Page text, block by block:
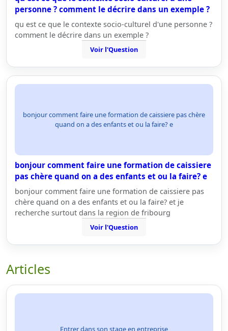
personne ? comment le décrire dans un exemple ?
qu est ce que le contexte socio-culturel d'une personne ?
comment le décrire dans un exemple ?
Voir l'Question
bonjour comment faire une formation de caissiere pas chère
quand on a des enfants et ou la faire? e
bonjour comment faire une formation de caissiere
pas chère quand on a des enfants et ou la faire? e
bonjour comment faire une formation de caissiere pas
chère quand on a des enfants et ou la faire? et je
recherche surtout dans la region de fribourg
Voir l'Question
Articles
Entrer dans son stage en entreprise